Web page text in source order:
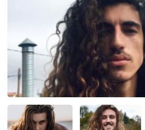
Sex a vztahy
Videa
Sledujte prima+
Přihlášení